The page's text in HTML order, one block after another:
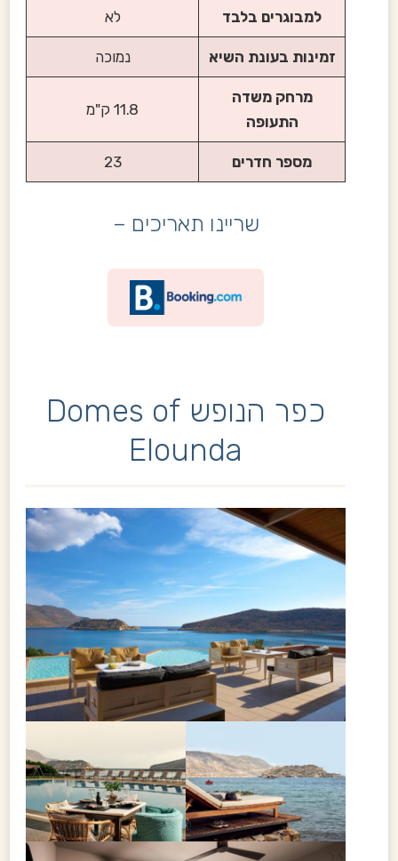
למבוגרים בלבד לא
זמינות בעונת השיא נמוכה
מרחק משדה
התעופה
11.8 ק"מ
מספר חדרים 23
שריינו תאריכים –
כפר הנופש Domes of
Elounda